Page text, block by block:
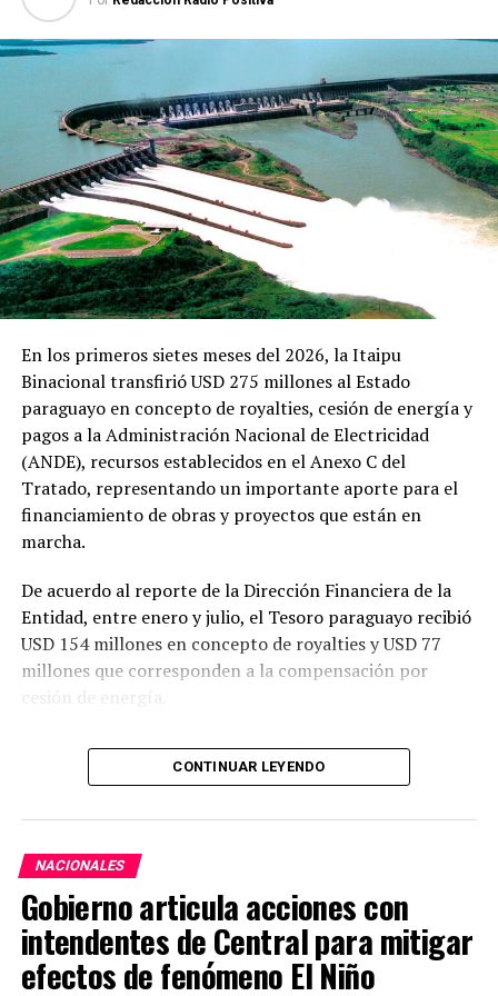
jurídico del Mades, Víctor González, quien precisó que
mediante la resolución.
TEMAS RELACIONADOS:
MADES IMPONE MULTA DE 20.000 JORNALES A RESPONSABLES
IDENTIFICADOS DE INCENDIOS EN EL CHACO
PORTADA
ARRIBA SIGUIENTE
Estudiantes validan calidad de los útiles escolares a ser
entregados por el MEC en el 2025
NO SE PIERDA
Parque Barrial en Hernandarias, nuevo espacio para el
En los primeros sietes meses del 2026, la Itaipu
Binacional transfirió USD 275 millones al Estado
paraguayo en concepto de royalties, cesión de energía y
pagos a la Administración Nacional de Electricidad
(ANDE), recursos establecidos en el Anexo C del
Tratado, representando un importante aporte para el
financiamiento de obras y proyectos que están en
marcha.
De acuerdo al reporte de la Dirección Financiera de la
Entidad, entre enero y julio, el Tesoro paraguayo recibió
USD 154 millones en concepto de royalties y USD 77
millones que corresponden a la compensación por
cesión de energía.
Por su parte, la ANDE percibió USD 44 millones por
resarcimiento de las cargas de administración y
En julio, Itaipu realizó transferencias por USD 36
millones al Paraguay, de los cuales, USD 22 millones
correspondieron a royalties, USD 12 millones a
compensación por cesión de energía y USD 1,7 millones
destinados a la ANDE en concepto de resarcimiento.
CONTINUAR LEYENDO
NACIONALES
Gobierno articula acciones con
intendentes de Central para mitigar
efectos de fenómeno El Niño